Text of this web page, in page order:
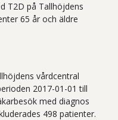
T2D på Tallhöjdens
65 år och äldre
vårdcentral
2017-01-01 till
med diagnos
498 patienter.